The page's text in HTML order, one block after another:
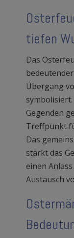
tiefen
Das
Übergang
Gegenden
Treffpunkt
Das
stärkt das
einen
Austausch